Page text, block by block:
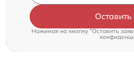
Нажимая на кнопку "Оставить